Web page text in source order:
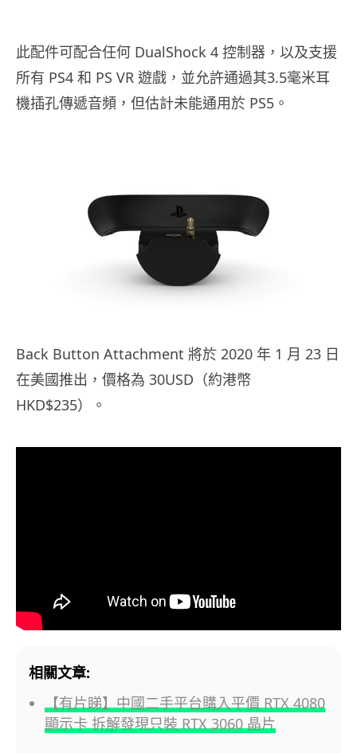
此配件可配合任何 DualShock 4 控制器，以及支援
所有 PS4 和 PS VR 遊戲，並允許通過其3.5毫米耳
機插孔傳遞音頻，但估計未能通用於 PS5。
Back Button Attachment 將於 2020 年 1 月 23 日
在美國推出，價格為 30USD（約港幣
HKD$235）。
相關文章:
【有片睇】中國二手平台購入平價 RTX 4080
顯示卡 拆解發現只裝 RTX 3060 晶片